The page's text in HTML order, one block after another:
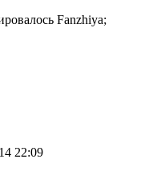
Fanzhiya;
22:09